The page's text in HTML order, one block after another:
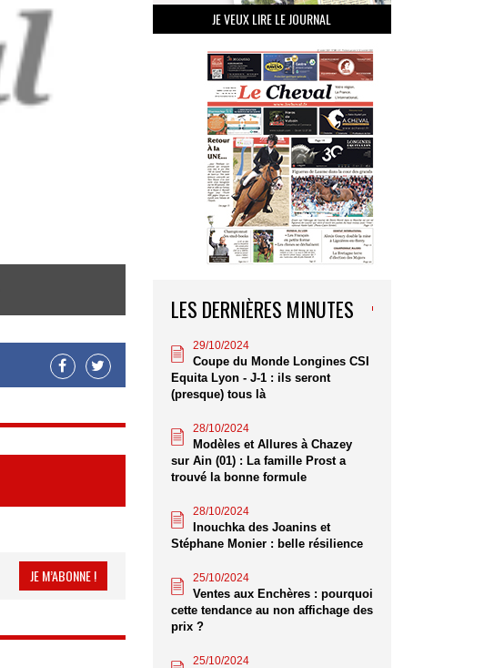
JE M’ABONNE !
JE VEUX LIRE LE JOURNAL
LES DERNIÈRES MINUTES
29/10/2024
Coupe du Monde Longines CSI
Equita Lyon - J-1 : ils seront
(presque) tous là
28/10/2024
Modèles et Allures à Chazey
sur Ain (01) : La famille Prost a
trouvé la bonne formule
28/10/2024
Inouchka des Joanins et
Stéphane Monier : belle résilience
25/10/2024
Ventes aux Enchères : pourquoi
cette tendance au non affichage des
prix ?
25/10/2024